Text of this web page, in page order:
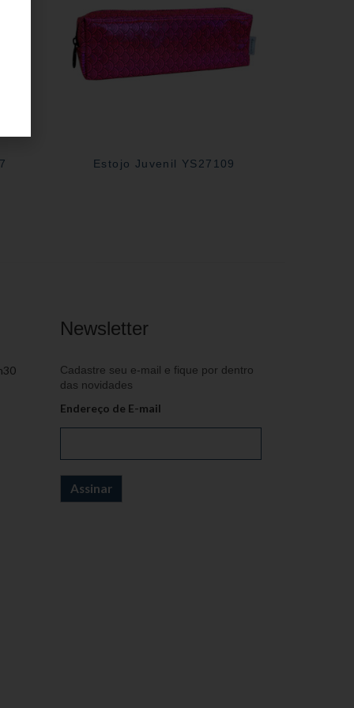
Estojo Juvenil YS27109
Newsletter
Cadastre seu e-mail e fique por dentro
das novidades
Endereço de E-mail